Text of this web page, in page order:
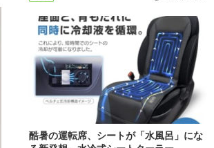
酷暑の運転席、シートが「水風呂」にな